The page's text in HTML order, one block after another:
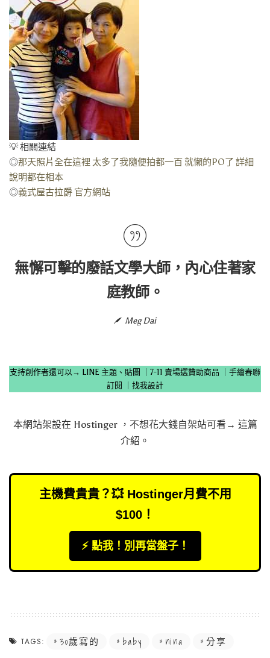
💡 相關連結
◎那天照片全在這裡 太多了我隨便拍都一百 就懶的PO了 詳細
說明都在相本
◎義式屋古拉爵 官方網站
無懈可擊的廢話文學大師，內心住著家
庭教師。
Meg Dai
支持創作者還可以→ LINE 主題、貼圖 7-11 賣場選贊助商品
手繪春聯
訂閱
找我設計
本網站架設在 Hostinger，不想花大錢自架站可看→ 這篇
介紹 。
主機費貴貴？💥 Hostinger月費不用
$100！
⚡️ 點我！別再當盤子！
TAGS: 30歲寫的 baby nina 分享